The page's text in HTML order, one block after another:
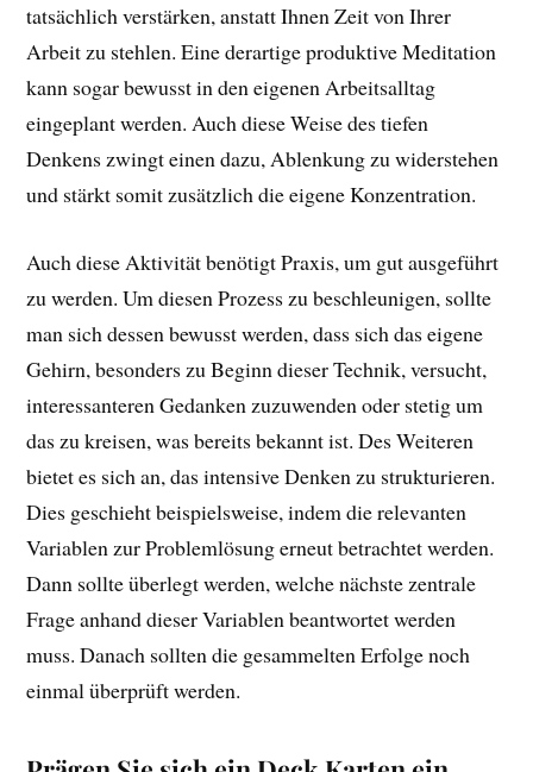
tatsächlich verstärken, anstatt Ihnen Zeit von Ihrer
Arbeit zu stehlen. Eine derartige produktive Meditation
kann sogar bewusst in den eigenen Arbeitsalltag
eingeplant werden. Auch diese Weise des tiefen
Denkens zwingt einen dazu, Ablenkung zu widerstehen
und stärkt somit zusätzlich die eigene Konzentration.
Auch diese Aktivität benötigt Praxis, um gut ausgeführt
zu werden. Um diesen Prozess zu beschleunigen, sollte
man sich dessen bewusst werden, dass sich das eigene
Gehirn, besonders zu Beginn dieser Technik, versucht,
interessanteren Gedanken zuzuwenden oder stetig um
das zu kreisen, was bereits bekannt ist. Des Weiteren
bietet es sich an, das intensive Denken zu strukturieren.
Dies geschieht beispielsweise, indem die relevanten
Variablen zur Problemlösung erneut betrachtet werden.
Dann sollte überlegt werden, welche nächste zentrale
Frage anhand dieser Variablen beantwortet werden
muss. Danach sollten die gesammelten Erfolge noch
einmal überprüft werden.